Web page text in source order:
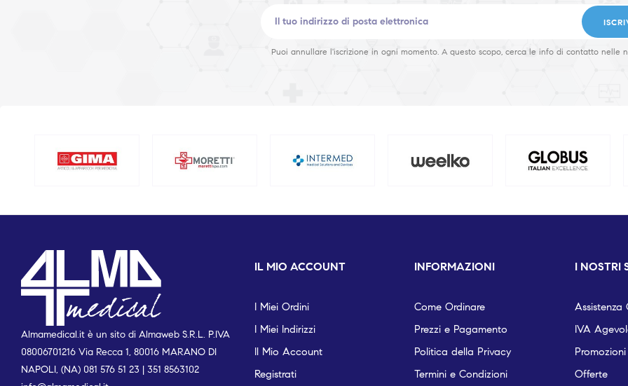
Puoi annullare l'iscrizione in ogni momento. A questo scopo, cerca le info di contatto nelle
Almamedical.it è un sito di Almaweb S.R.L. P.IVA
08006701216 Via Recca 1, 80016 MARANO DI
NAPOLI, (NA) 081 576 51 23 | 351 8563102
IL MIO ACCOUNT
I Miei Ordini
I Miei Indirizzi
Il Mio Account
Registrati
INFORMAZIONI
Come Ordinare
Prezzi e Pagamento
Politica della Privacy
Termini e Condizioni
I NOSTRI
Assistenza
IVA
Promozioni
Offerte